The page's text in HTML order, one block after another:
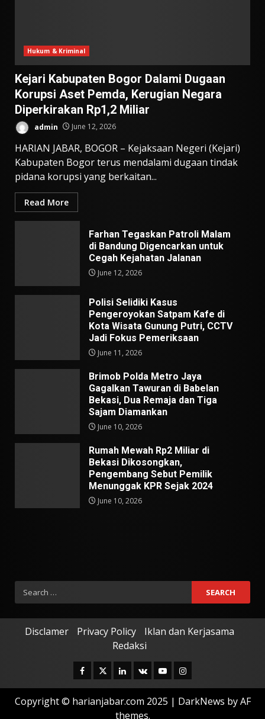
Hukum & Kriminal
Kejari Kabupaten Bogor Dalami Dugaan
Korupsi Aset Pemda, Kerugian Negara
Diperkirakan Rp1,2 Miliar
admin June 12, 2026
HARIAN JABAR, BOGOR – Kejaksaan Negeri (Kejari)
Kabupaten Bogor terus mendalami dugaan tindak
pidana korupsi yang berkaitan...
Read More
Farhan Tegaskan Patroli Malam
di Bandung Digencarkan untuk
Cegah Kejahatan Jalanan
June 12, 2026
Polisi Selidiki Kasus
Pengeroyokan Satpam Kafe di
Kota Wisata Gunung Putri, CCTV
Jadi Fokus Pemeriksaan
June 11, 2026
Brimob Polda Metro Jaya
Gagalkan Tawuran di Babelan
Bekasi, Dua Remaja dan Tiga
Sajam Diamankan
June 10, 2026
Rumah Mewah Rp2 Miliar di
Bekasi Dikosongkan,
Pengembang Sebut Pemilik
Menunggak KPR Sejak 2024
June 10, 2026
Search
for:
Disclamer Privacy Policy
Iklan dan Kerjasama
Redaksi
Facebook
TwitterLinkedin
VK YoutubeInstagram
Copyright © harianjabar.com 2025 | DarkNews by AF
themes.